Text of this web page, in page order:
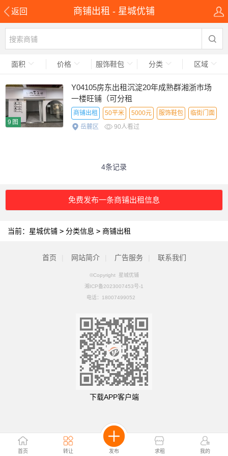
返回 商铺出租 - 星城优铺
首页 转让 发布 求租 我的
面积 价格 服饰鞋包 分类 区域
9图
Y04105房东出租沉淀20年成熟群湘浙市场
一楼旺铺（可分租
商铺出租 50平米 5000元 服饰鞋包
临街门面
岳麓区
90人看过
4条记录
免费发布一条商铺出租信息
当前： 星城优铺 > 分类信息 > 商铺出租
首页 网站简介 广告服务 联系我们
©Copyright 星城优铺
湘ICP备2023007453号-1
电话： 18007499052
下载APP客户端